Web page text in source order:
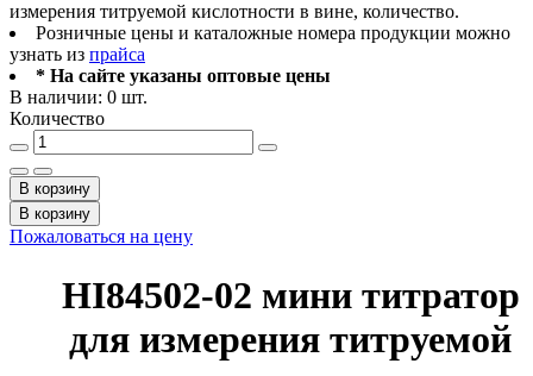
измерения титруемой кислотности в вине, количество.
Розничные цены и каталожные номера продукции можно
узнать из прайса
* На сайте указаны оптовые цены
В наличии: 0 шт.
Количество
В корзину
В корзину
Пожаловаться на цену
HI84502-02 мини титратор
для измерения титруемой